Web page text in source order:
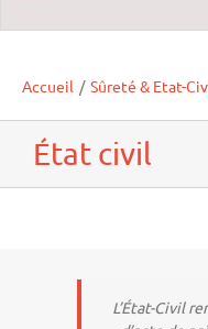
Accueil / Sûreté & Etat-
État civil
L’État-Civil